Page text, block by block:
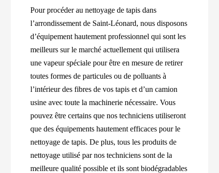
Pour procéder au nettoyage de tapis dans
l’arrondissement de Saint-Léonard, nous disposons
d’équipement hautement professionnel qui sont les
meilleurs sur le marché actuellement qui utilisera
une vapeur spéciale pour être en mesure de retirer
toutes formes de particules ou de polluants à
l’intérieur des fibres de vos tapis et d’un camion
usine avec toute la machinerie nécessaire. Vous
pouvez être certains que nos techniciens utiliseront
que des équipements hautement efficaces pour le
nettoyage de tapis. De plus, tous les produits de
nettoyage utilisé par nos techniciens sont de la
meilleure qualité possible et ils sont biodégradables